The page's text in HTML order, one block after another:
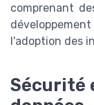
comprenant
l'adoption des
Sécurité